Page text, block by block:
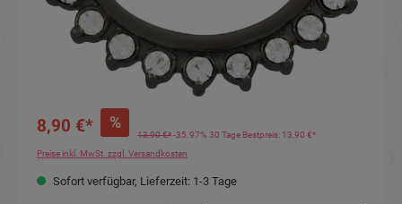
8,90 €* %
13,90 €*-35.97% 30 Tage Bestpreis: 13,90 €*
Preise inkl. MwSt. zzgl. Versandkosten
Sofort verfügbar, Lieferzeit: 1-3 Tage